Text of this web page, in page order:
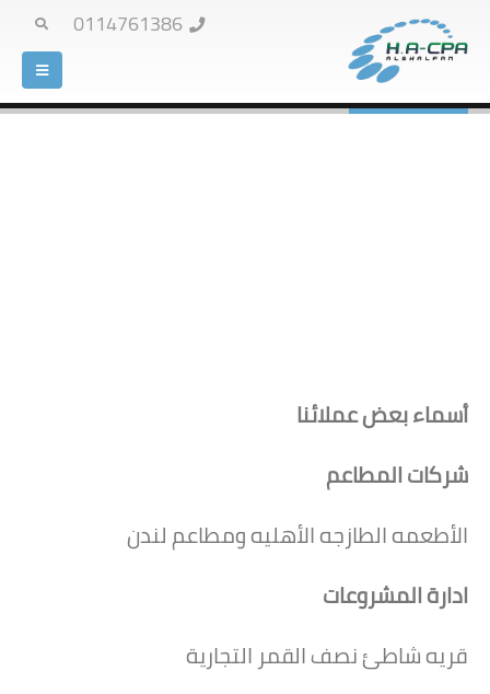
0114761386 HOME العملاء
العملاء
أسماء بعض عملائنا
شركات المطاعم
الأطعمه الطازجه الأهليه ومطاعم لندن
ادارة المشروعات
قريه شاطئ نصف القمر التجارية